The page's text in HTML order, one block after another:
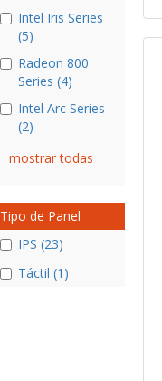
Intel Iris Series
(5)
Radeon 800
Series (4)
Intel Arc Series
(2)
mostrar todas
Tipo de Panel
IPS (23)
Táctil (1)